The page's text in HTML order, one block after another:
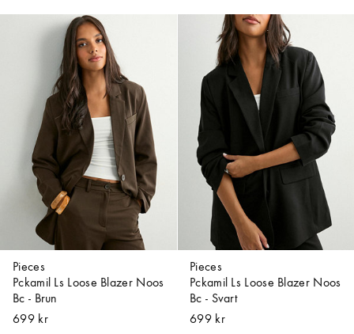
Pieces
Pckamil Ls Loose Blazer Noos
Bc - Brun
699 kr
Pieces
Pckamil Ls Loose Blazer Noos
Bc - Svart
699 kr